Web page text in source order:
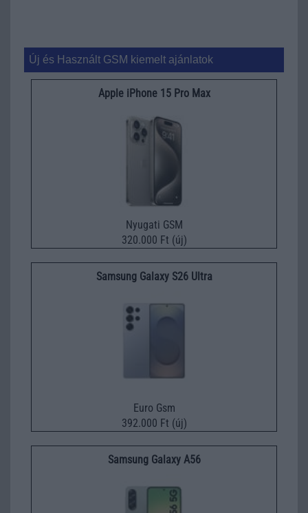
Új és Használt GSM kiemelt ajánlatok
Apple iPhone 15 Pro Max
Nyugati GSM
320.000 Ft (új)
Samsung Galaxy S26 Ultra
Euro Gsm
392.000 Ft (új)
Samsung Galaxy A56